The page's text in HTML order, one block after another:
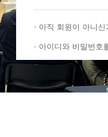
자유게시판
· 아직 회원이 아니신
· 아이디와 비밀번호
회원님